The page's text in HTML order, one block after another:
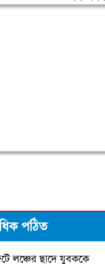
পঠিত
লঞ্চের ছাদে যুবককে